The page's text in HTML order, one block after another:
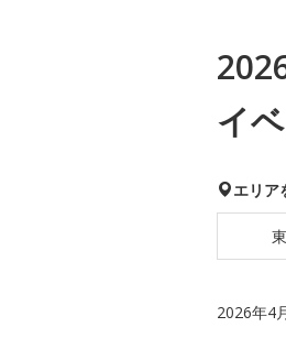
イ
エリア
2026年4